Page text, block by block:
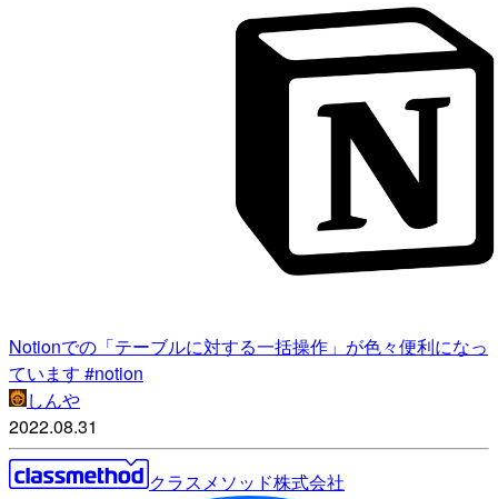
Notionでの「テーブルに対する一括操作」が色々便利になっ
ています #notion
しんや
2022.08.31
クラスメソッド株式会社